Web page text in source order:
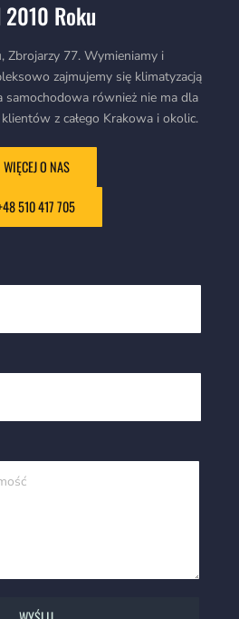
2010 Roku
Zbrojarzy 77. Wymieniamy i
zajmujemy się klimatyzacją
samochodowa również nie ma dla
z całego Krakowa i okolic.
WIĘCEJ O NAS
510 417 705